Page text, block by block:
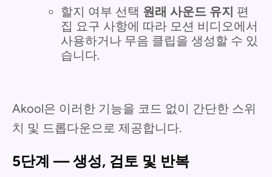
할지 여부 선택 원래 사운드 유지 편
집 요구 사항에 따라 모션 비디오에서
사용하거나 무음 클립을 생성할 수 있
습니다.
Akool은 이러한 기능을 코드 없이 간단한 스위
치 및 드롭다운으로 제공합니다.
5단계 — 생성, 검토 및 반복